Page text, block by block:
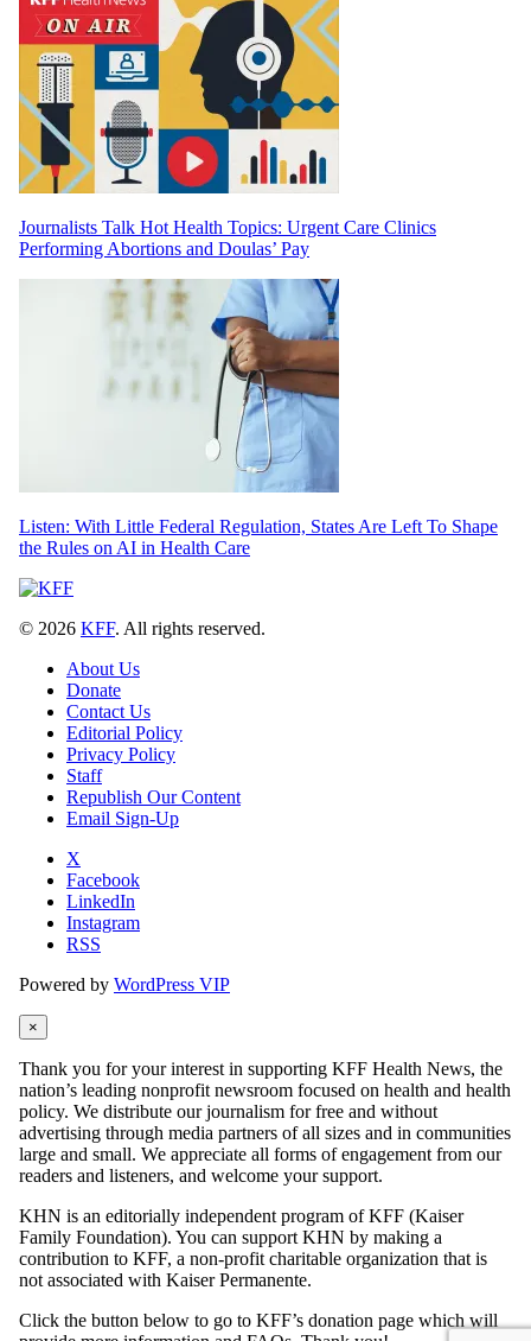
Journalists Talk Hot Health Topics: Urgent Care Clinics
Performing Abortions and Doulas’ Pay
Listen: With Little Federal Regulation, States Are Left To Shape
the Rules on AI in Health Care
© 2026 KFF. All rights reserved.
About Us
Donate
Contact Us
Editorial Policy
Privacy Policy
Staff
Republish Our Content
Email Sign-Up
X
Facebook
LinkedIn
Instagram
RSS
Powered by WordPress VIP
×
Thank you for your interest in supporting KFF Health News, the
nation’s leading nonprofit newsroom focused on health and health
policy. We distribute our journalism for free and without
advertising through media partners of all sizes and in communities
large and small. We appreciate all forms of engagement from our
readers and listeners, and welcome your support.
KHN is an editorially independent program of KFF (Kaiser
Family Foundation). You can support KHN by making a
contribution to KFF, a non-profit charitable organization that is
not associated with Kaiser Permanente.
Click the button below to go to KFF’s donation page which will